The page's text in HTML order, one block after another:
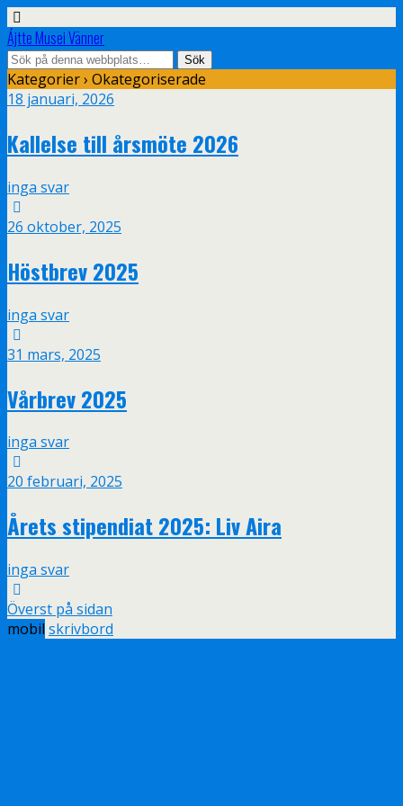
Ájtte Musei Vänner
Kategorier › Okategoriserade
18 januari, 2026
Kallelse till årsmöte 2026
inga svar
26 oktober, 2025
Höstbrev 2025
inga svar
31 mars, 2025
Vårbrev 2025
inga svar
20 februari, 2025
Årets stipendiat 2025: Liv Aira
inga svar
Överst på sidan
mobil skrivbord